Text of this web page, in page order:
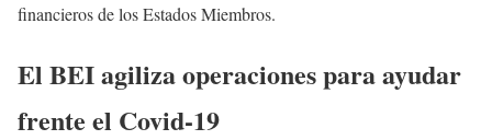
financieros de los Estados Miembros.
El BEI agiliza operaciones para ayudar
frente el Covid-19